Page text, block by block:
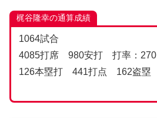
梶谷隆幸の通算成績
1064試合
4085打席 980安打 打率：270
126本塁打 441打点 162盗塁